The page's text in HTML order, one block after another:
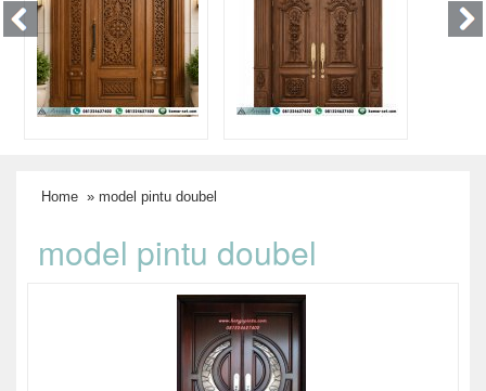
Home » model pintu doubel
model pintu doubel